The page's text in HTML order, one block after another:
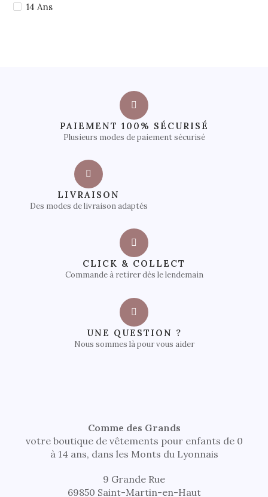
14 Ans
PAIEMENT 100% SÉCURISÉ
Plusieurs modes de paiement sécurisé
LIVRAISON
Des modes de livraison adaptés
CLICK & COLLECT
Commande à retirer dès le lendemain
UNE QUESTION ?
Nous sommes là pour vous aider
Comme des Grands
votre boutique de vêtements pour enfants de 0
à 14 ans, dans les Monts du Lyonnais
9 Grande Rue
69850 Saint-Martin-en-Haut